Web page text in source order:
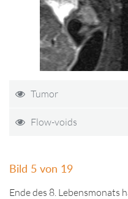
Tumor
Flow-voids
Bild 5 von 19
Ende des 8. Lebensmonats